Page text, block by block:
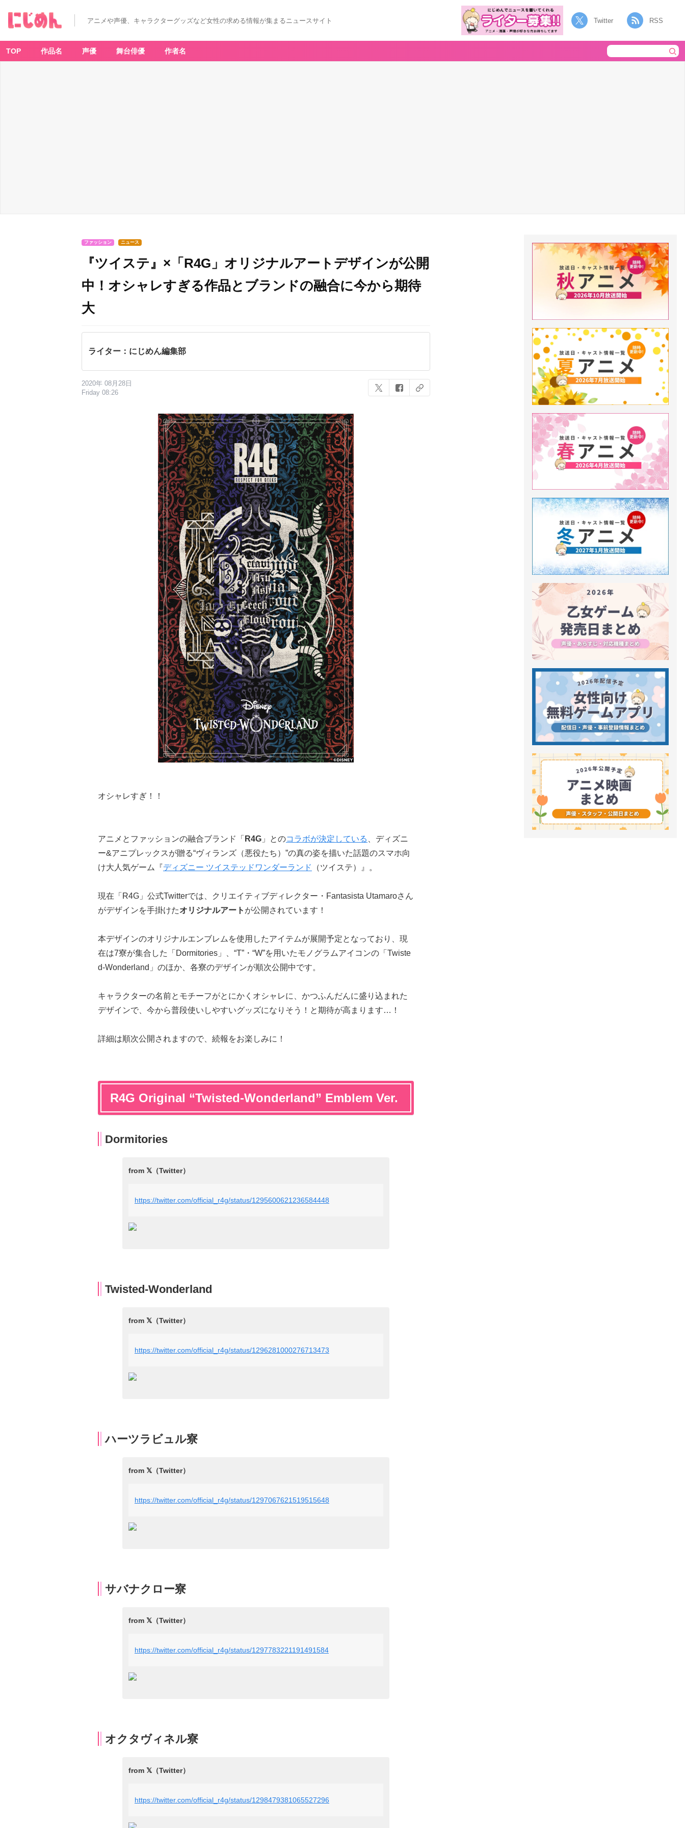
アニメや声優、キャラクターグッズなど女性の求める情報が集まるニュースサイト Twitter RSS
TOP 作品名 声優 舞台俳優 作者名
ファッション ニュース
『ツイステ』×「R4G」オリジナルアートデザインが公開
中！オシャレすぎる作品とブランドの融合に今から期待
大
ライター：にじめん編集部
2020年 08月28日
Friday 08:26
オシャレすぎ！！
アニメとファッションの融合ブランド「 R4G 」とのコラボが決定している
、ディズニ
ー&アニプレックスが贈る“ヴィランズ（悪役たち）”の真の姿を描いた話題のスマホ向
け大人気ゲーム『ディズニー ツイステッドワンダーランド （ツイステ）』。
現在「R4G」公式Twitterでは、クリエイティブディレクター・Fantasista Utamaroさん
がデザインを手掛けたオリジナルアート が公開されています！
本デザインのオリジナルエンブレムを使用したアイテムが展開予定となっており、現
在は7寮が集合した「Dormitories」、“T”・“W”を用いたモノグラムアイコンの「Twiste
d-Wonderland」のほか、各寮のデザインが順次公開中です。
キャラクターの名前とモチーフがとにかくオシャレに、かつふんだんに盛り込まれた
デザインで、今から普段使いしやすいグッズになりそう！と期待が高まります…！
詳細は順次公開されますので、続報をお楽しみに！
R4G Original “Twisted-Wonderland” Emblem Ver.
Dormitories
https://twitter.com/official_r4g/status/1295600621236584448
Twisted-Wonderland
https://twitter.com/official_r4g/status/1296281000276713473
ハーツラビュル寮
https://twitter.com/official_r4g/status/1297067621519515648
サバナクロー寮
https://twitter.com/official_r4g/status/1297783221191491584
オクタヴィネル寮
https://twitter.com/official_r4g/status/1298479381065527296